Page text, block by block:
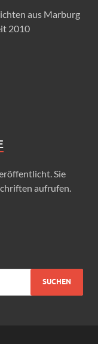
aus Marburg
2010
Sie
aufrufen.